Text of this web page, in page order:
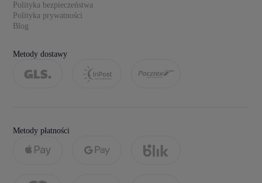
Polityka bezpieczeństwa
Polityka prywatności
Blog
Metody dostawy
Metody płatności